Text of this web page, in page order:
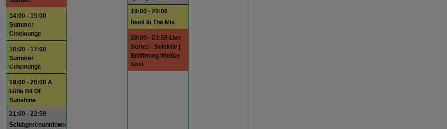
14:00 - 15:00
Summer
Cinelounge
16:00 - 17:00
Summer
Cinelounge
19:00 - 20:00 A
Little Bit Of
Sunshine
21:00 - 23:59
Schlagercountdown
19:00 - 20:00
hein! In The Mix
20:00 - 23:59 Live
Series - Solektiv |
Eröffnung Weißer
Saal